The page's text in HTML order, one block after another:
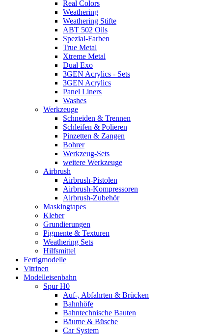
Real Colors
Weathering
Weathering Stifte
ABT 502 Oils
Spezial-Farben
True Metal
Xtreme Metal
Dual Exo
3GEN Acrylics - Sets
3GEN Acrylics
Panel Liners
Washes
Werkzeuge
Schneiden & Trennen
Schleifen & Polieren
Pinzetten & Zangen
Bohrer
Werkzeug-Sets
weitere Werkzeuge
Airbrush
Airbrush-Pistolen
Airbrush-Kompressoren
Airbrush-Zubehör
Maskingtapes
Kleber
Grundierungen
Pigmente & Texturen
Weathering Sets
Hilfsmittel
Fertigmodelle
Vitrinen
Modelleisenbahn
Spur H0
Auf-, Abfahrten & Brücken
Bahnhöfe
Bahntechnische Bauten
Bäume & Büsche
Car System